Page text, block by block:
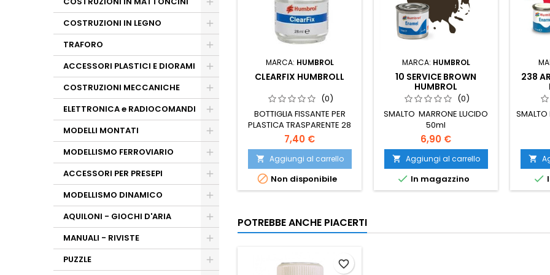
COSTRUZIONI IN LEGNO
TRAFORO
ACCESSORI PLASTICI E DIORAMI
COSTRUZIONI MECCANICHE
ELETTRONICA e RADIOCOMANDI
MODELLI MONTATI
MODELLISMO FERROVIARIO
ACCESSORI PER PRESEPI
MODELLISMO DINAMICO
AQUILONI - GIOCHI D'ARIA
MANUALI - RIVISTE
PUZZLE
MARCA: HUMBROL
CLEARFIX HUMBROLL
(0)
BOTTIGLIA FISSANTE PER
PLASTICA TRASPARENTE 28
ml
7,40 €
 Aggiungi al carrello
 Non disponibile
MARCA: HUMBROL
10 SERVICE BROWN
HUMBROL
(0)
SMALTO MARRONE LUCIDO
50ml
6,90 €
 Aggiungi al carrello
 In magazzino
238


POTREBBE ANCHE PIACERTI
favorite_border